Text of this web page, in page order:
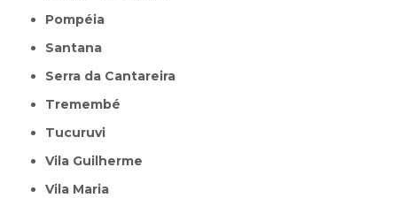
Pompéia
Santana
Serra da Cantareira
Tremembé
Tucuruvi
Vila Guilherme
Vila Maria